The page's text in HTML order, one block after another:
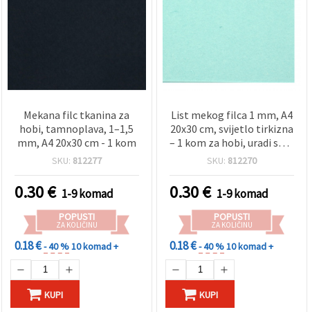
Mekana filc tkanina za
hobi, tamnoplava, 1–1,5
mm, A4 20x30 cm - 1 kom
SKU: 812277
0.30€ 1-9 komad
POPUSTI
ZA KOLIČINU
0.18 €- 40 %10 komad +
KUPI
List mekog filca 1 mm, A4
20x30 cm, svijetlo tirkizna
– 1 kom za hobi, uradi sam
(DIY), šivanje, školske
SKU: 812270
0.30€ 1-9 komad
POPUSTI
ZA KOLIČINU
0.18 €- 40 %10 komad +
KUPI